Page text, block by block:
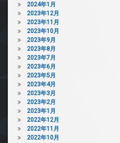
2024年1月
2023年12月
2023年11月
2023年10月
2023年9月
2023年8月
2023年7月
2023年6月
2023年5月
2023年4月
2023年3月
2023年2月
2023年1月
2022年12月
2022年11月
2022年10月